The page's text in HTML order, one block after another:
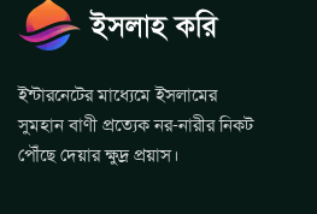
ইন্টারনেটের মাধ্যেমে ইসলামের
সুমহান বাণী প্রত্যেক নর-নারীর নিকট
পৌঁছে দেয়ার ক্ষুদ্র প্রয়াস।